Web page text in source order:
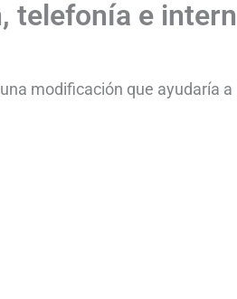
telefonía e
modificación que ayudaría a